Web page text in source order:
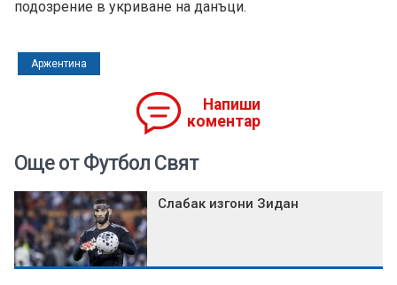
подозрение в укриване на данъци.
Аржентина
Напиши
коментар
Още от Футбол Свят
Слабак изгони Зидан